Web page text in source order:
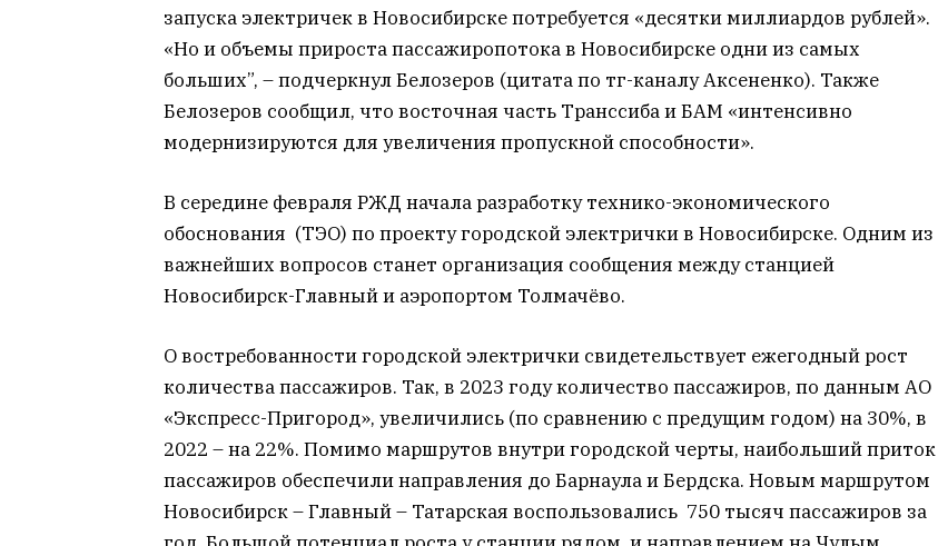
запуска электричек в Новосибирске потребуется «десятки миллиардов рублей».
«Но и объемы прироста пассажиропотока в Новосибирске одни из самых
больших”, – подчеркнул Белозеров (цитата по тг-каналу Аксененко). Также
Белозеров сообщил, что восточная часть Транссиба и БАМ «интенсивно
модернизируются для увеличения пропускной способности».
В середине февраля РЖД начала разработку технико-экономического
обоснования (ТЭО) по проекту городской электрички в Новосибирске. Одним из
важнейших вопросов станет организация сообщения между станцией
Новосибирск-Главный и аэропортом Толмачёво.
О востребованности городской электрички свидетельствует ежегодный рост
количества пассажиров. Так, в 2023 году количество пассажиров, по данным АО
«Экспресс-Пригород», увеличились (по сравнению с предущим годом) на 30%, в
2022 – на 22%. Помимо маршрутов внутри городской черты, наибольший приток
пассажиров обеспечили направления до Барнаула и Бердска. Новым маршрутом
Новосибирск – Главный – Татарская воспользовались 750 тысяч пассажиров за